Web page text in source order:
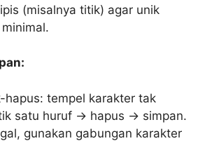
(misalnya titik) agar unik
hapus: tempel karakter tak
satu huruf → hapus → simpan.
gunakan gabungan karakter